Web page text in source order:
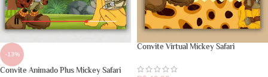
-13%
Convite Animado Plus Mickey Safari
Convite Virtual Mickey Safari